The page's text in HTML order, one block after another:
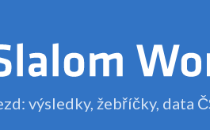
výsledky, žebříčky, data